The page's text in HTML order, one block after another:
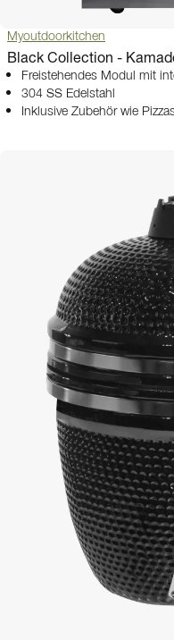
Myoutdoorkitchen
Black Collection -
Freistehendes Modul mit
304 SS Edelstahl
Inklusive Zubehör wie